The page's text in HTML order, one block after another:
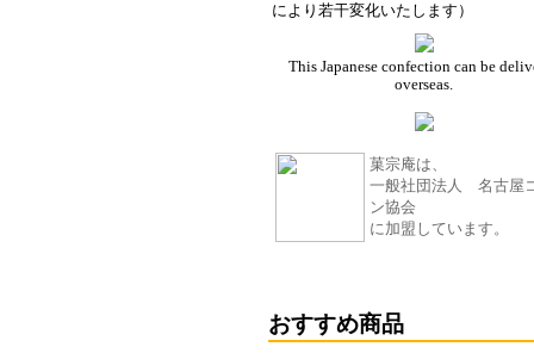
により若干変化いたします）
This Japanese confection can be
overseas.
菓宗庵は、
一般社団法人 名古屋
ン協会
に加盟しています。
おすすめ商品